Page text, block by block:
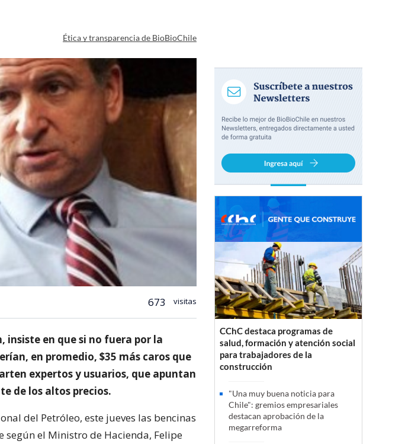
Ética y transparencia de BioBioChile
673 visitas
insiste en que si no fuera por la
en promedio, $35 más caros que
expertos y usuarios, que apuntan
de los altos precios.
del Petróleo, este jueves las bencinas
el Ministro de Hacienda, Felipe
CChC destaca programas de
salud, formación y atención social
para trabajadores de la
construcción
"Una muy buena noticia para
Chile": gremios empresariales
destacan aprobación de la
megarreforma